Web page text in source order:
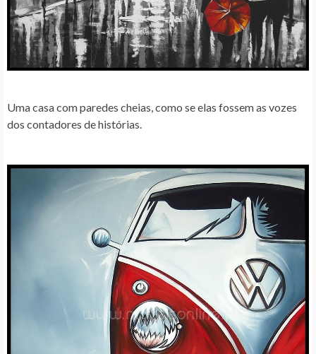
Uma casa com paredes cheias, como se elas fossem as vozes
dos contadores de histórias.